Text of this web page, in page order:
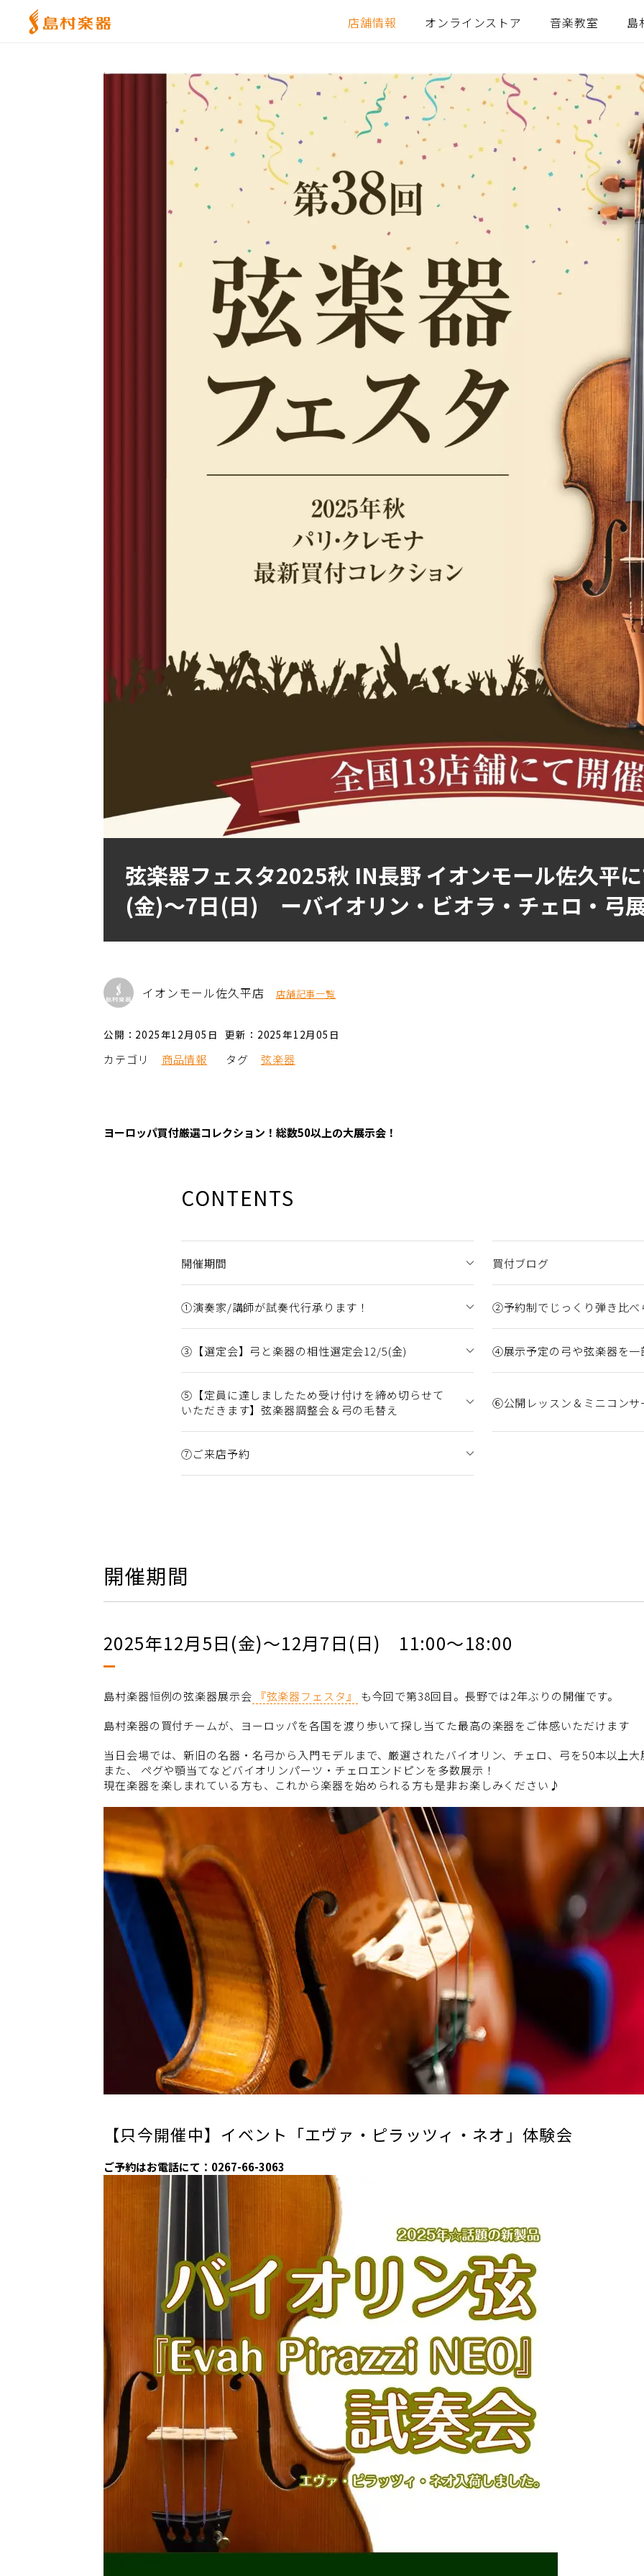
店舗情報 オンラインストア 音楽教室 島
弦楽器フェスタ2025秋 IN長野 イオンモール佐久平
(金)～7日(日) ーバイオリン・ビオラ・チェロ・弓
イオンモール佐久平店 店舗記事一覧
公開：2025年12月05日 更新：2025年12月05日
カテゴリ 商品情報 タグ 弦楽器
ヨーロッパ買付厳選コレクション！総数50以上の大展示会！
CONTENTS
開催期間 買付ブログ
①演奏家/講師が試奏代行承ります！ ②予約制でじっくり弾き比べ
③【選定会】弓と楽器の相性選定会12/5(金) ④展示予定の弓や弦楽器を一
⑤【定員に達しましたため受け付けを締め切らせて
いただきます】弦楽器調整会＆弓の毛替え
⑥公開レッスン＆ミニコンサ
⑦ご来店予約
開催期間
2025年12月5日(金)～12月7日(日) 11:00～18:00
島村楽器恒例の弦楽器展示会 『弦楽器フェスタ』
も今回で第38回目。長野では2年ぶりの開催です。
島村楽器の買付チームが、ヨーロッパを各国を渡り歩いて探し当てた最高の楽器をご体感いただけます
当日会場では、新旧の名器・名弓から入門モデルまで、厳選されたバイオリン、チェロ、弓を50本以上
また、 ペグや顎当てなどバイオリンパーツ・チェロエンドピンを多数展示！
現在楽器を楽しまれている方も、これから楽器を始められる方も是非お楽しみください♪
【只今開催中】イベント「エヴァ・ピラッツィ・ネオ」体験会
ご予約はお電話にて：0267-66-3063